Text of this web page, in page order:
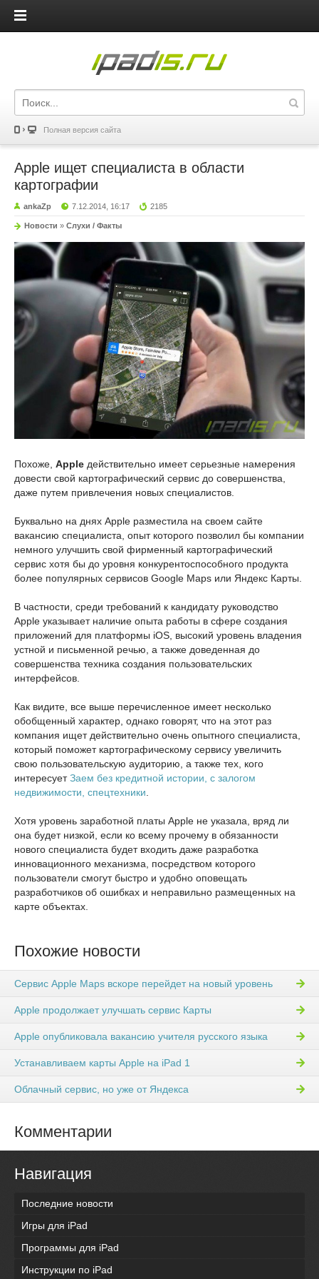
iPadis.ru
Полная версия сайта
Apple ищет специалиста в области
картографии
ankaZp 7.12.2014, 16:17 2185
Новости » Слухи / Факты
Похоже, Apple действительно имеет серьезные намерения
довести свой картографический сервис до совершенства,
даже путем привлечения новых специалистов.
Буквально на днях Apple разместила на своем сайте
вакансию специалиста, опыт которого позволил бы компании
немного улучшить свой фирменный картографический
сервис хотя бы до уровня конкурентоспособного продукта
более популярных сервисов Google Maps или Яндекс Карты.
В частности, среди требований к кандидату руководство
Apple указывает наличие опыта работы в сфере создания
приложений для платформы iOS, высокий уровень владения
устной и письменной речью, а также доведенная до
совершенства техника создания пользовательских
интерфейсов.
Как видите, все выше перечисленное имеет несколько
обобщенный характер, однако говорят, что на этот раз
компания ищет действительно очень опытного специалиста,
который поможет картографическому сервису увеличить
свою пользовательскую аудиторию, а также тех, кого
интересуетЗаем без кредитной истории, с залогом
недвижимости, спецтехники
Хотя уровень заработной платы Apple не указала, вряд ли
она будет низкой, если ко всему прочему в обязанности
нового специалиста будет входить даже разработка
инновационного механизма, посредством которого
пользователи смогут быстро и удобно оповещать
разработчиков об ошибках и неправильно размещенных на
карте объектах.
Похожие новости
Сервис Apple Maps вскоре перейдет на новый уровень
Apple продолжает улучшать сервис Карты
Apple опубликовала вакансию учителя русского языка
Устанавливаем карты Apple на iPad 1
Облачный сервис, но уже от Яндекса
Комментарии
Навигация
Последние новости
Игры для iPad
Программы для iPad
Инструкции по iPad